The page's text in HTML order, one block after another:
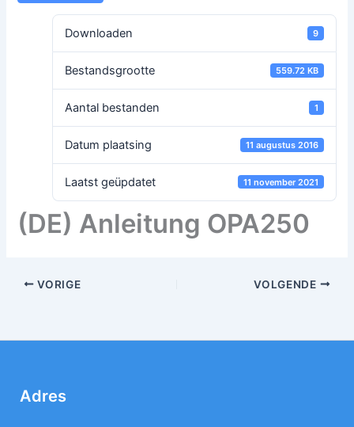
Downloaden 9
Bestandsgrootte 559.72 KB
Aantal bestanden 1
Datum plaatsing 11 augustus 2016
Laatst geüpdatet 11 november 2021
(DE) Anleitung OPA250
VORIGE VOLGENDE
Adres